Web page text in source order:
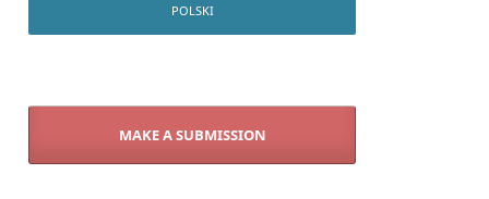
POLSKI
MAKE A SUBMISSION